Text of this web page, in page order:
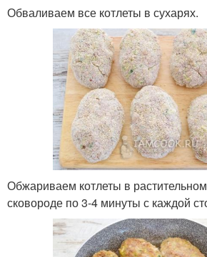
Обваливаем все котлеты в сухарях.
Обжариваем котлеты в
сковороде по 3-4 минуты с каждой